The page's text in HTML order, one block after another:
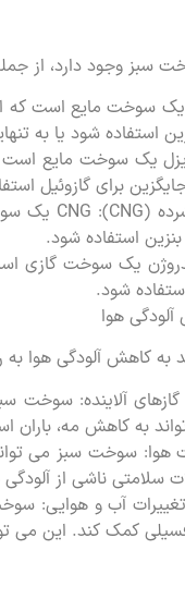
سبز وجود دارد، از
یک سوخت مایع است که
استفاده شود یا به
یک سوخت مایع
برای گازوئیل
استفاده شود.
یک سوخت گازی
شود.
هوا
به کاهش آلودگی هوا
آلاینده: سوخت
به کاهش مه،
هوا: سوخت سبز می
ناشی از
آب و هوایی:
کمک کند. این می